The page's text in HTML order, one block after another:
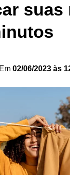
suas
Em 02/06/2023 às